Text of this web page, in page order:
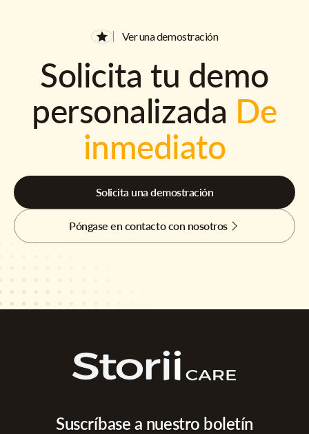
Ver una demostración
Solicita tu demo
personalizada De
inmediato
Solicita una demostración
Póngase en contacto con nosotros
Suscríbase a nuestro boletín